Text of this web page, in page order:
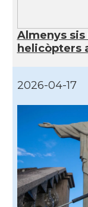
Almenys
helicòpters
2026-04-17